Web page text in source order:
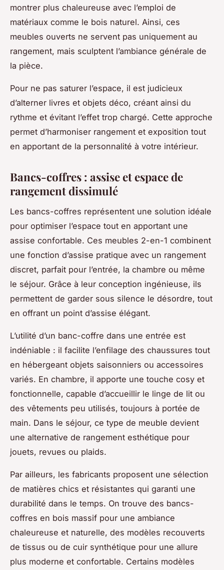
montrer plus chaleureuse avec l’emploi de
matériaux comme le bois naturel. Ainsi, ces
meubles ouverts ne servent pas uniquement au
rangement, mais sculptent l’ambiance générale de
la pièce.
Pour ne pas saturer l’espace, il est judicieux
d’alterner livres et objets déco, créant ainsi du
rythme et évitant l’effet trop chargé. Cette approche
permet d’harmoniser rangement et exposition tout
en apportant de la personnalité à votre intérieur.
Bancs-coffres : assise et espace de
rangement dissimulé
Les bancs-coffres représentent une solution idéale
pour optimiser l’espace tout en apportant une
assise confortable. Ces meubles 2-en-1 combinent
une fonction d’assise pratique avec un rangement
discret, parfait pour l’entrée, la chambre ou même
le séjour. Grâce à leur conception ingénieuse, ils
permettent de garder sous silence le désordre, tout
en offrant un point d’assise élégant.
L’utilité d’un banc-coffre dans une entrée est
indéniable : il facilite l’enfilage des chaussures tout
en hébergeant objets saisonniers ou accessoires
variés. En chambre, il apporte une touche cosy et
fonctionnelle, capable d’accueillir le linge de lit ou
des vêtements peu utilisés, toujours à portée de
main. Dans le séjour, ce type de meuble devient
une alternative de rangement esthétique pour
jouets, revues ou plaids.
Par ailleurs, les fabricants proposent une sélection
de matières chics et résistantes qui garanti une
durabilité dans le temps. On trouve des bancs-
coffres en bois massif pour une ambiance
chaleureuse et naturelle, des modèles recouverts
de tissus ou de cuir synthétique pour une allure
plus moderne et confortable. Certains modèles